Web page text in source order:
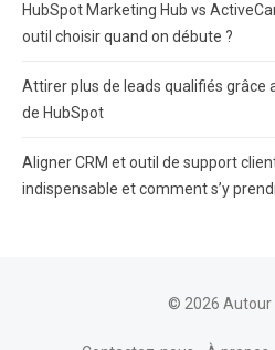
HubSpot Marketing Hub vs
outil choisir quand on débute ?
Attirer plus de leads qualifiés grâce
de HubSpot
Aligner CRM et outil de support
indispensable et comment s’y
© 2026 Autour